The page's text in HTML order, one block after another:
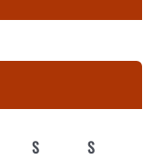
S S